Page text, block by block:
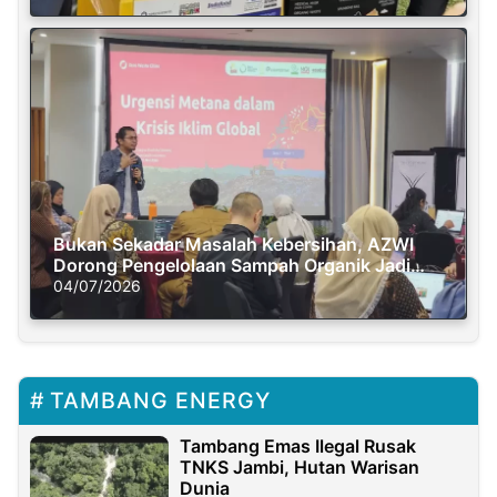
Bukan Sekadar Masalah Kebersihan, AZWI
Dorong Pengelolaan Sampah Organik Jadi
Solusi Krisis Iklim
04/07/2026
TAMBANG ENERGY
Tambang Emas Ilegal Rusak
TNKS Jambi, Hutan Warisan
Dunia